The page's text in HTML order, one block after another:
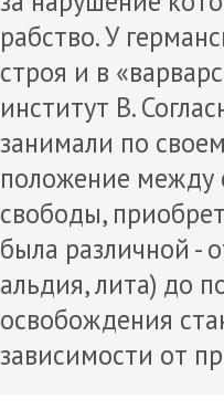
рабство. У
строя и в
институт В.
занимали по
положение между
свободы,
была различной -
альдия, лита) до
освобождения
зависимости от